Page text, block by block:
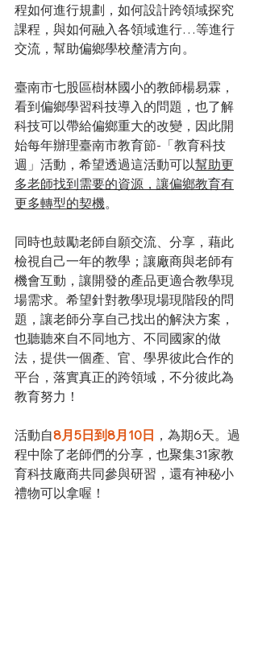
程如何進行規劃，如何設計跨領域探究
課程，與如何融入各領域進行…等進行
交流，幫助偏鄉學校釐清方向。
臺南市七股區樹林國小的教師楊易霖，
看到偏鄉學習科技導入的問題，也了解
科技可以帶給偏鄉重大的改變，因此開
始每年辦理臺南市教育節-「教育科技
週」活動，希望透過這活動可以幫助更
多老師找到需要的資源，讓偏鄉教育有
更多轉型的契機。
同時也鼓勵老師自願交流、分享，藉此
檢視自己一年的教學；讓廠商與老師有
機會互動，讓開發的產品更適合教學現
場需求。希望針對教學現場現階段的問
題，讓老師分享自己找出的解決方案，
也聽聽來自不同地方、不同國家的做
法，提供一個產、官、學界彼此合作的
平台，落實真正的跨領域，不分彼此為
教育努力！
活動自8月5日到8月10日 ，為期6天。過
程中除了老師們的分享，也聚集31家教
育科技廠商共同參與研習，還有神秘小
禮物可以拿喔！